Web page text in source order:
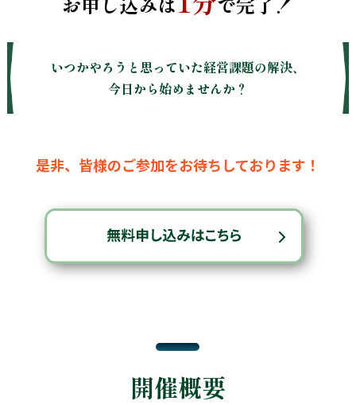
いつかやろうと思っていた経営課題の解決、
今日から始めませんか？
是非、皆様のご参加をお待ちしております！
開催概要